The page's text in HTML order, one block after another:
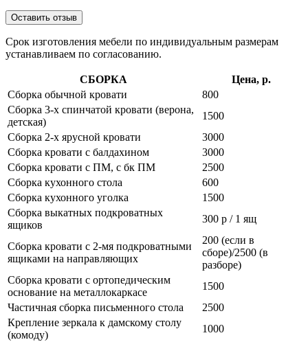
Оставить отзыв
Срок изготовления мебели по индивидуальным размерам
устанавливаем по согласованию.
СБОРКА
Цена, р.
Сборка обычной кровати
800
Сборка 3-х спинчатой кровати (верона,
детская)
1500
Сборка 2-х ярусной кровати
3000
Сборка кровати с балдахином
3000
Сборка кровати с ПМ, с бк ПМ
2500
Сборка кухонного стола
600
Сборка кухонного уголка
1500
Сборка выкатных подкроватных
ящиков
300 р / 1 ящ
Сборка кровати с 2-мя подкроватными
ящиками на направляющих
200 (если в
сборе)/2500 (в
разборе)
Сборка кровати с ортопедическим
основание на металлокаркасе
1500
Частичная сборка письменного стола
2500
Крепление зеркала к дамскому столу
(комоду)
1000